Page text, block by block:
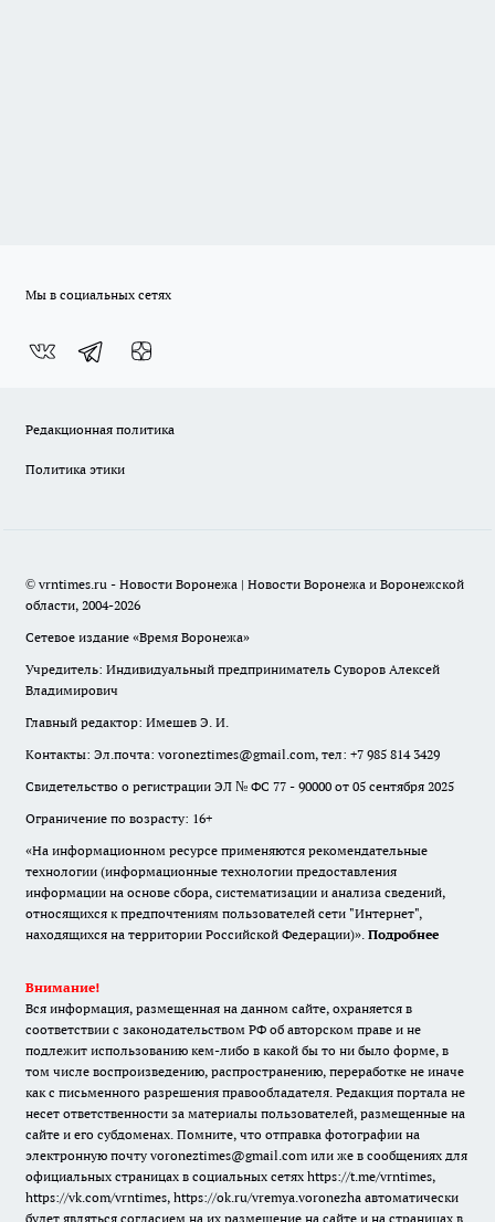
Мы в социальных сетях
Редакционная политика
Политика этики
© vrntimes.ru - Новости Воронежа | Новости Воронежа и Воронежской
области, 2004-2026
Сетевое издание «Время Воронежа»
Учредитель: Индивидуальный предприниматель Суворов Алексей
Владимирович
Главный редактор: Имешев Э. И.
Контакты: Эл.почта: voroneztimes@gmail.com, тел: +7 985 814 3429
Свидетельство о регистрации ЭЛ № ФС 77 - 90000 от 05 сентября 2025
Ограничение по возрасту: 16+
«На информационном ресурсе применяются рекомендательные
технологии (информационные технологии предоставления
информации на основе сбора, систематизации и анализа сведений,
относящихся к предпочтениям пользователей сети "Интернет",
находящихся на территории Российской Федерации)». Подробнее
Внимание!
Вся информация, размещенная на данном сайте, охраняется в
соответствии с законодательством РФ об авторском праве и не
подлежит использованию кем-либо в какой бы то ни было форме, в
том числе воспроизведению, распространению, переработке не иначе
как с письменного разрешения правообладателя. Редакция портала не
несет ответственности за материалы пользователей, размещенные на
сайте и его субдоменах. Помните, что отправка фотографии на
электронную почту voroneztimes@gmail.com или же в сообщениях для
официальных страницах в социальных сетях https://t.me/vrntimes,
https://vk.com/vrntimes, https://ok.ru/vremya.voronezha автоматически
будет являться согласием на их размещение на сайте и на страницах в